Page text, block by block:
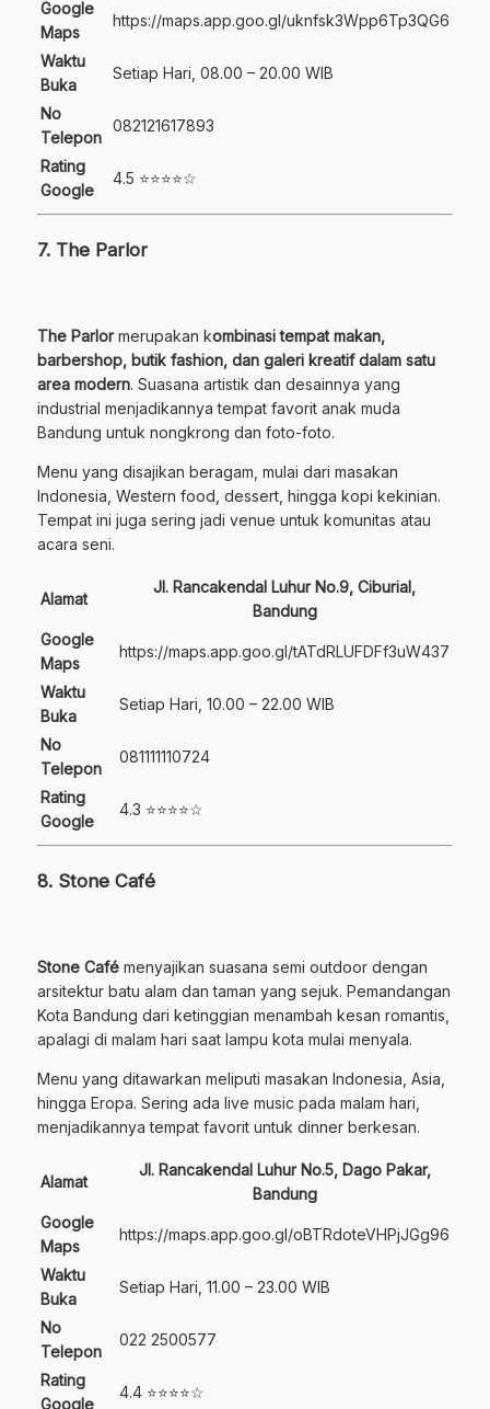
Google
Maps
https://maps.app.goo.gl/uknfsk3Wpp6Tp3QG6
Waktu
Buka
Setiap Hari, 08.00 – 20.00 WIB
No
Telepon
082121617893
Rating
Google
4.5 ⭐⭐⭐⭐☆
7. The Parlor
The Parlormerupakan kombinasi tempat makan,
barbershop, butik fashion, dan galeri kreatif dalam satu
area modern. Suasana artistik dan desainnya yang
industrial menjadikannya tempat favorit anak muda
Bandung untuk nongkrong dan foto-foto.
Menu yang disajikan beragam, mulai dari masakan
Indonesia, Western food, dessert, hingga kopi kekinian.
Tempat ini juga sering jadi venue untuk komunitas atau
acara seni.
Alamat
Jl. Rancakendal Luhur No.9, Ciburial,
Bandung
Google
Maps
https://maps.app.goo.gl/tATdRLUFDFf3uW437
Waktu
Buka
Setiap Hari, 10.00 – 22.00 WIB
No
Telepon
081111110724
Rating
Google
4.3 ⭐⭐⭐⭐☆
8. Stone Café
Stone Café menyajikan suasana semi outdoor dengan
arsitektur batu alam dan taman yang sejuk. Pemandangan
Kota Bandung dari ketinggian menambah kesan romantis,
apalagi di malam hari saat lampu kota mulai menyala.
Menu yang ditawarkan meliputi masakan Indonesia, Asia,
hingga Eropa. Sering ada live music pada malam hari,
menjadikannya tempat favorit untuk dinner berkesan.
Alamat
Jl. Rancakendal Luhur No.5, Dago Pakar,
Bandung
Google
Maps
https://maps.app.goo.gl/oBTRdoteVHPjJGg96
Waktu
Buka
Setiap Hari, 11.00 – 23.00 WIB
No
Telepon
022 2500577
Rating
Google
4.4 ⭐⭐⭐⭐☆